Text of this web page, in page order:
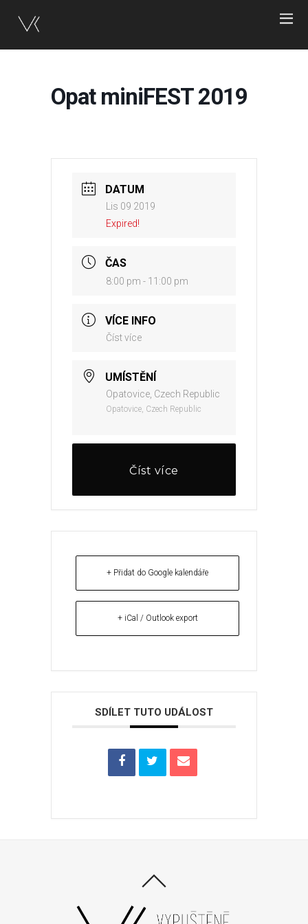
Opat miniFEST 2019
DATUM
Lis 09 2019
Expired!
ČAS
8:00 pm - 11:00 pm
VÍCE INFO
Číst více
UMÍSTĚNÍ
Opatovice, Czech Republic
Opatovice, Czech Republic
Číst více
+ Přidat do Google kalendáře
+ iCal / Outlook export
SDÍLET TUTO UDÁLOST